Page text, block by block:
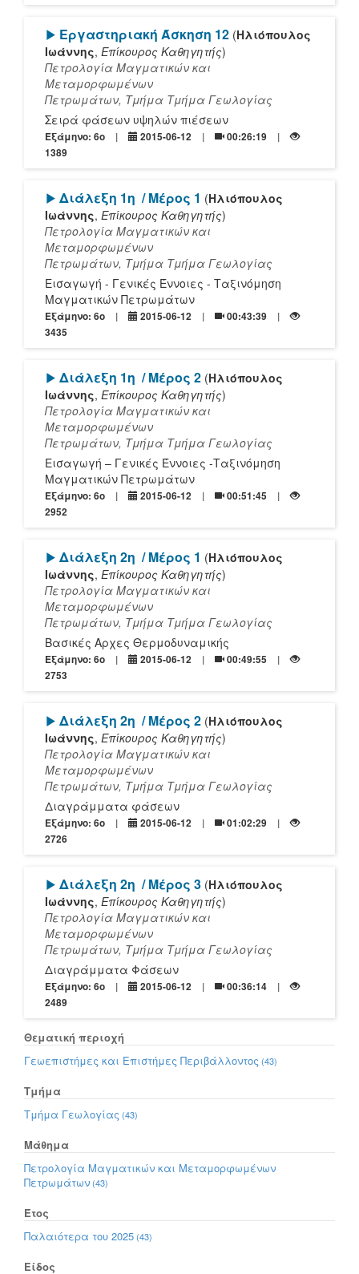
[Play]
Εργαστηριακή Άσκηση 12 (Ηλιόπουλος
Ιωάννης, Επίκουρος Καθηγητής)
Πετρολογία Μαγματικών και
Μεταμορφωμένων
Πετρωμάτων, Τμήμα Τμήμα Γεωλογίας
Σειρά φάσεων υψηλών πιέσεων
Εξάμηνο: 6o 2015-06-12
00:26:19
1389
[Play]
Διάλεξη 1η / Μέρος 1 (Ηλιόπουλος
Ιωάννης, Επίκουρος Καθηγητής)
Πετρολογία Μαγματικών και
Μεταμορφωμένων
Πετρωμάτων, Τμήμα Τμήμα Γεωλογίας
Εισαγωγή - Γενικές Έννοιες - Ταξινόμηση
Μαγματικών Πετρωμάτων
Εξάμηνο: 6o 2015-06-12
00:43:39
3435
[Play]
Διάλεξη 1η / Μέρος 2 (Ηλιόπουλος
Ιωάννης, Επίκουρος Καθηγητής)
Πετρολογία Μαγματικών και
Μεταμορφωμένων
Πετρωμάτων, Τμήμα Τμήμα Γεωλογίας
Εισαγωγή – Γενικές Έννοιες -Ταξινόμηση
Μαγματικών Πετρωμάτων
Εξάμηνο: 6o 2015-06-12
00:51:45
2952
[Play]
Διάλεξη 2η / Μέρος 1 (Ηλιόπουλος
Ιωάννης, Επίκουρος Καθηγητής)
Πετρολογία Μαγματικών και
Μεταμορφωμένων
Πετρωμάτων, Τμήμα Τμήμα Γεωλογίας
Βασικές Αρχες Θερμοδυναμικής
Εξάμηνο: 6o 2015-06-12
00:49:55
2753
[Play]
Διάλεξη 2η / Μέρος 2 (Ηλιόπουλος
Ιωάννης, Επίκουρος Καθηγητής)
Πετρολογία Μαγματικών και
Μεταμορφωμένων
Πετρωμάτων, Τμήμα Τμήμα Γεωλογίας
Διαγράμματα φάσεων
Εξάμηνο: 6o 2015-06-12
01:02:29
2726
[Play]
Διάλεξη 2η / Μέρος 3 (Ηλιόπουλος
Ιωάννης, Επίκουρος Καθηγητής)
Πετρολογία Μαγματικών και
Μεταμορφωμένων
Πετρωμάτων, Τμήμα Τμήμα Γεωλογίας
Διαγράμματα Φάσεων
Εξάμηνο: 6o 2015-06-12
00:36:14
2489
Θεματική περιοχή
Γεωεπιστήμες και Επιστήμες Περιβάλλοντος (43)
Τμήμα
Τμήμα Γεωλογίας (43)
Μάθημα
Πετρολογία Μαγματικών και Μεταμορφωμένων
Πετρωμάτων (43)
Έτος
Παλαιότερα του 2025 (43)
Είδος